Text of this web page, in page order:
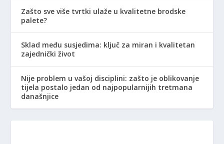
Zašto sve više tvrtki ulaže u kvalitetne brodske
palete?
Sklad među susjedima: ključ za miran i kvalitetan
zajednički život
Nije problem u vašoj disciplini: zašto je oblikovanje
tijela postalo jedan od najpopularnijih tretmana
današnjice